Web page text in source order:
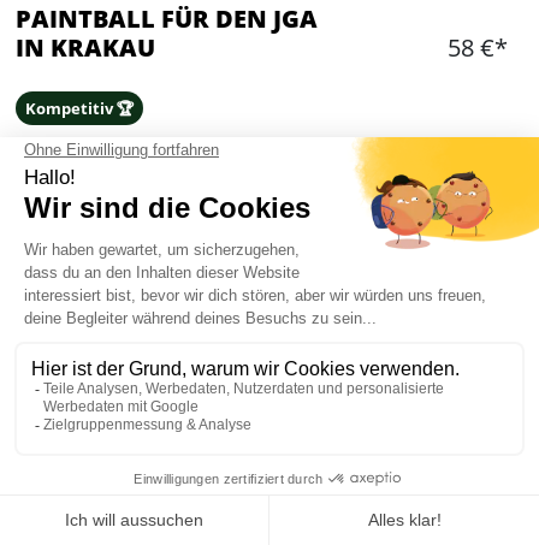
PAINTBALL FÜR DEN JGA
IN KRAKAU
58 €*
Kompetitiv 🏆
ADDITIONAL OPTIONS
Wähle eine Option
Hinzufügen
WAS IST ENTHALTEN?
(Outdoor)
200 Bälle pro Person
Mein JGA in Krakau